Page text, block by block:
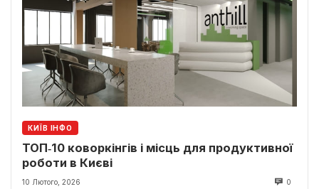
КИЇВ ІНФО
ТОП‑10 коворкінгів і місць для продуктивної
роботи в Києві
10 Лютого, 2026 0